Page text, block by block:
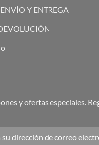
Y ENTREGA
y ofertas especiales.